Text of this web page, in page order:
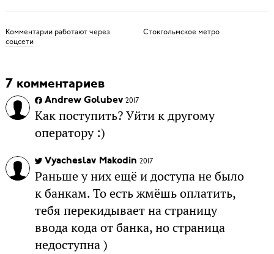
Комментарии работают через
соцсети
Стокгольмское метро
7 комментариев
Andrew Golubev 2017
Как поступить? Уйти к другому
оператору :)
Vyacheslav Makodin 2017
Раньше у них ещё и доступа не было
к банкам. То есть жмёшь оплатить,
тебя перекидывает на страницу
ввода кода от банка, но страница
недоступна )